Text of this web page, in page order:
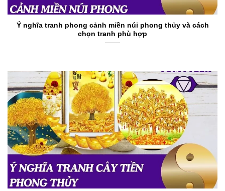
Ý nghĩa tranh phong cảnh miền núi phong thủy và cách
chọn tranh phù hợp